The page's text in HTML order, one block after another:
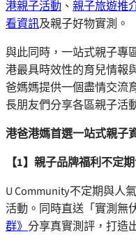
港親子活動 、 親子旅遊推
看資訊及親子好物實測。
與此同時，一站式親子專
港最具時效性的育兒情報
爸媽媽提供一個盡情交流
長朋友們分享各區親子活
港爸港媽首選一站式親子
【1】親子品牌福利不定
U Community不定期與人
活動。同時直送「實測無
群》 分享真實測評，打造